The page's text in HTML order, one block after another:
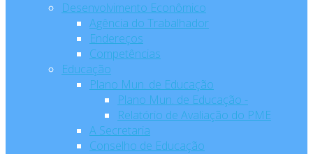
Desenvolvimento Econômico
Agência do Trabalhador
Endereços
Competências
Educação
Plano Mun. de Educação
Plano Mun. de Educação -
Relatório de Avaliação do PME
A Secretaria
Conselho de Educação